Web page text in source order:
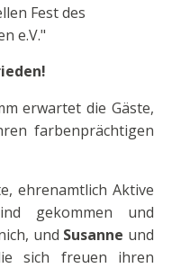
Fest des
e.V."
erwartet die Gäste,
farbenprächtigen
ehrenamtlich Aktive
gekommen und
und Susanne und
sich freuen ihren